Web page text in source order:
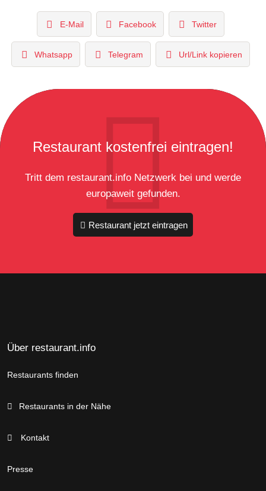
E-Mail Facebook Twitter
Whatsapp Telegram Url/Link kopieren
Restaurant kostenfrei eintragen!
Tritt dem restaurant.info Netzwerk bei und werde
europaweit gefunden.
Restaurant jetzt eintragen
Über restaurant.info
Restaurants finden
Restaurants in der Nähe
Kontakt
Presse